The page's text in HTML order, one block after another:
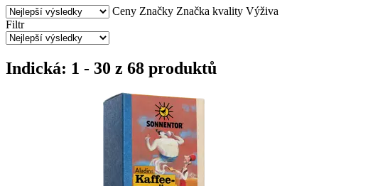
Ceny Značky Značka kvality Výživa
Filtr
Indická: 1 - 30 z 68 produktů